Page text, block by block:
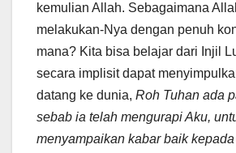
kemulian Allah. Sebagaimana
melakukan-Nya dengan penuh
mana? Kita bisa belajar dari Injil
secara implisit dapat
datang ke dunia, Roh Tuhan ada
sebab ia telah mengurapi Aku,
menyampaikan kabar baik